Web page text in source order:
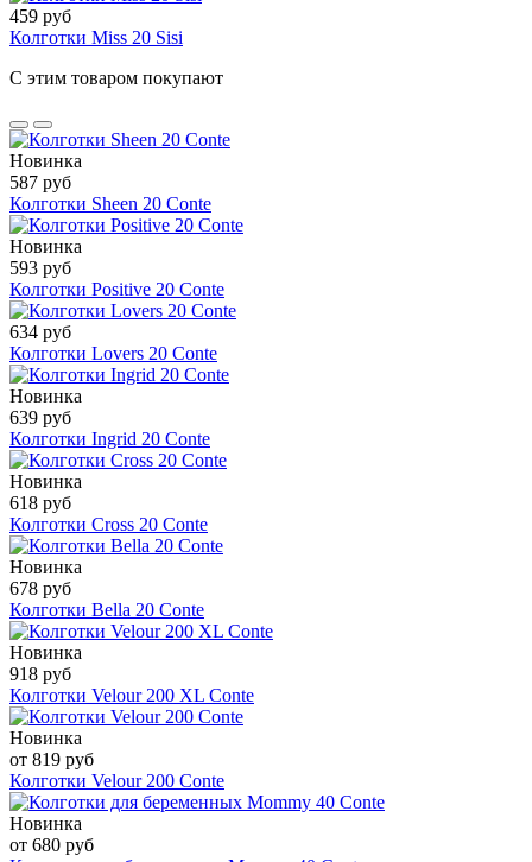
459 руб
Колготки Miss 20 Sisi
С этим товаром покупают
Новинка
587 руб
Колготки Sheen 20 Conte
Новинка
593 руб
Колготки Positive 20 Conte
634 руб
Колготки Lovers 20 Conte
Новинка
639 руб
Колготки Ingrid 20 Conte
Новинка
618 руб
Колготки Cross 20 Conte
Новинка
678 руб
Колготки Bella 20 Conte
Новинка
918 руб
Колготки Velour 200 XL Conte
Новинка
от 819 руб
Колготки Velour 200 Conte
Новинка
от 680 руб